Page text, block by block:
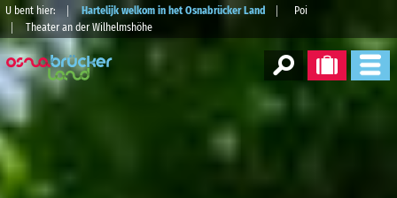
U bent hier: Hartelijk welkom in het Osnabrücker Land
Poi
Theater an der Wilhelmshöhe